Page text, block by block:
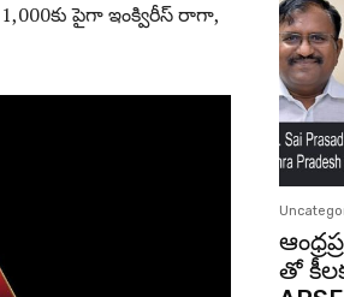
పైగా ఇంక్విరీస్ రాగా,
తో